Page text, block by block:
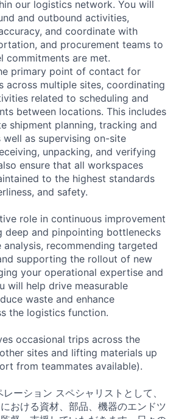
our logistics network. You will
and outbound activities,
and coordinate with
and procurement teams to
commitments are met.
primary point of contact for
across multiple sites, coordinating
related to scheduling and
between locations. This includes
shipment planning, tracking and
well as supervising on-site
unpacking, and verifying
ensure that all workspaces
to the highest standards
and safety.
role in continuous improvement
deep and pinpointing bottlenecks
recommending targeted
supporting the rollout of new
your operational expertise and
will help drive measurable
waste and enhance
the logistics function.
occasional trips across the
sites and lifting materials up
from teammates available).
ーション スペシャリストとして、
おける資材、部品、機器のエンドツ